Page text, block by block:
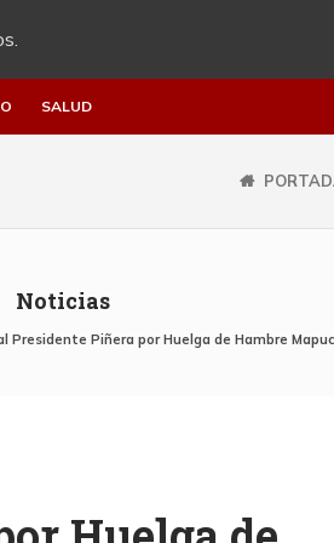
SALUD
Noticias
Presidente Piñera por Huelga de Hambre